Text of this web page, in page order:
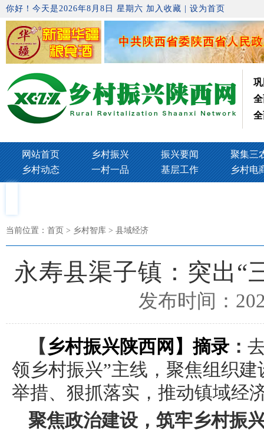
你好！今天是2026年8月8日 星期六 加入收藏 设为首页
网站首页 乡村振兴 振兴要闻
聚集三
乡村动态
一村一品 基层工作 乡村电
当前位置： 首页> 乡村智库 > 县域经济
永寿县渠子镇：突出“
发布时间：
【 乡村振兴陕西网 】摘录：
领乡村振兴”主线，聚焦组织
举措、狠抓落实，推动镇域经
聚焦政治建设，筑牢乡村振